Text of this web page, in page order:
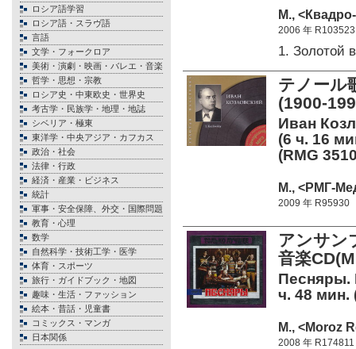
ロシア語学習
ロシア語・スラヴ語
言語
文学・フォークロア
美術・演劇・映画・バレエ・音楽
哲学・思想・宗教
ロシア史・中東欧史・世界史
考古学・民族学・地理・地誌
シベリア・極東
東洋学・中央アジア・カフカス
政治・社会
法律・行政
経済・産業・ビジネス
統計
軍事・安全保障、外交・国際問題
教育・心理
数学
自然科学・技術工学・医学
体育・スポーツ
旅行・ガイドブック・地図
趣味・生活・ファッション
絵本・昔話・児童書
コミックス・マンガ
日本関係
М.,
2006 年 R103523
1. Золотой
テノール
(1900-
Иван
(6 ч. 16
(RMG
М., <РМГ-
2009 年 R95930
アンサ
音楽
Песняры.
ч. 48 мин.
М., <Moroz
2008 年 R174811